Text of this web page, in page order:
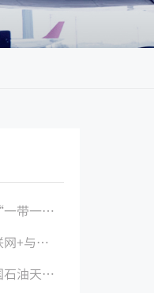
国际海运的发展前景
海运的融合发展
，推动国际液化天然气海运业务发展